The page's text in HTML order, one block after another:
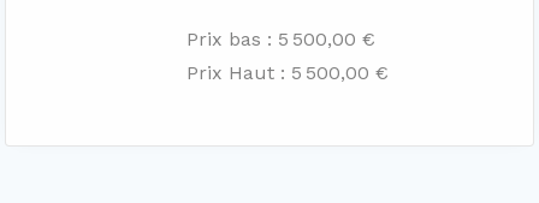
Prix bas : 5 500,00 €
Prix Haut : 5 500,00 €